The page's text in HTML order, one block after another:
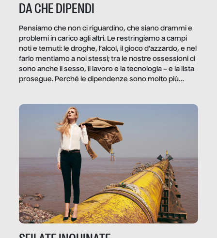
DA CHE DIPENDI
Pensiamo che non ci riguardino, che siano drammi e
problemi in carico agli altri. Le restringiamo a campi
noti e temuti: le droghe, l’alcol, il gioco d’azzardo, e nel
farlo mentiamo a noi stessi; tra le nostre ossessioni ci
sono anche il sesso, il lavoro e la tecnologia – e la lista
prosegue. Perché le dipendenze sono molto più
trae un guadagno. In questo reportage vediamo
quale e come.